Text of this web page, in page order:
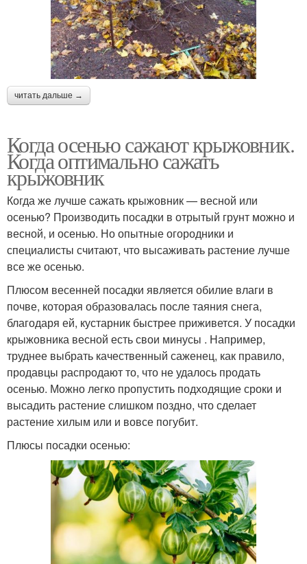
читать дальше →
Когда осенью сажают крыжовник.
Когда оптимально сажать
крыжовник
Когда же лучше сажать крыжовник — весной или
осенью? Производить посадки в отрытый грунт можно и
весной, и осенью. Но опытные огородники и
специалисты считают, что высаживать растение лучше
все же осенью.
Плюсом весенней посадки является обилие влаги в
почве, которая образовалась после таяния снега,
благодаря ей, кустарник быстрее приживется. У посадки
крыжовника весной есть свои минусы . Например,
труднее выбрать качественный саженец, как правило,
продавцы распродают то, что не удалось продать
осенью. Можно легко пропустить подходящие сроки и
высадить растение слишком поздно, что сделает
растение хилым или и вовсе погубит.
Плюсы посадки осенью: